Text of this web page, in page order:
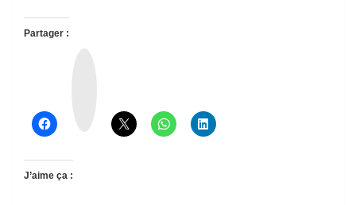
Partager :
J’aime ça :